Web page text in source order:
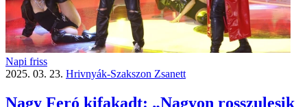
Napi friss
2025. 03. 23. Hrivnyák-Szakszon Zsanett
Nagy Feró kifakadt: „Nagyon rosszulesik